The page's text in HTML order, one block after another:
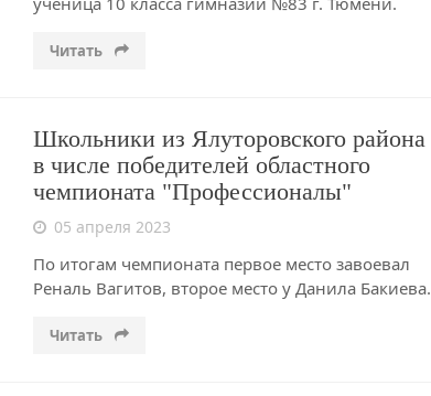
Читать
Школьники из Ялуторовского района
в числе победителей областного
чемпионата "Профессионалы"
05 апреля 2023
По итогам чемпионата первое место завоевал
Реналь Вагитов, второе место у Данила Бакиева.
Читать